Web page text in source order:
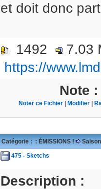
et doit donc
1492
https://
Note
Noter ce Fichier Modifier
Catégorie : : ÉMISSIONS !
475 - Sketchs
Description :